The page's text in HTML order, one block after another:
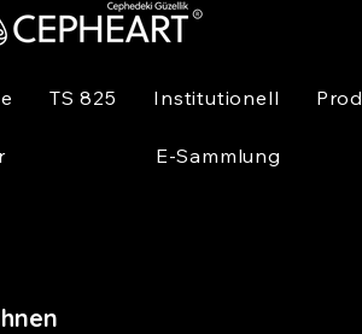
TS 825 Institutionell
E-Sammlung